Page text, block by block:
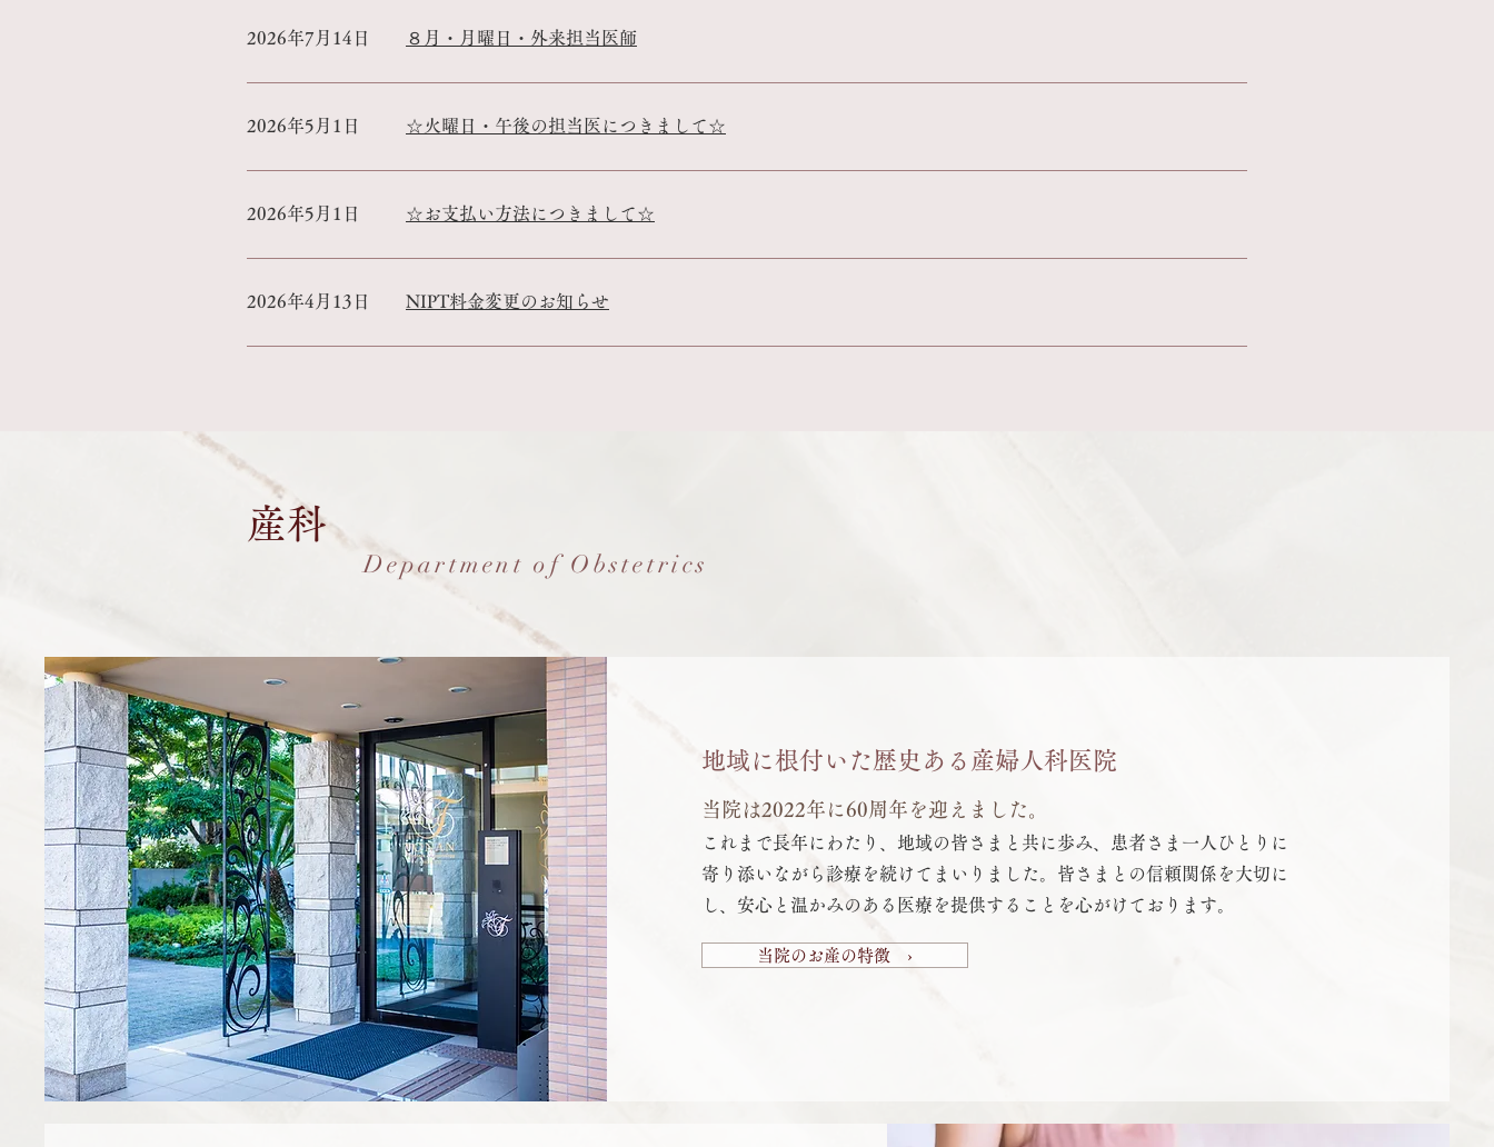
2026年7月14日 ８月・月曜日・外来担当医師
2026年5月1日 ☆火曜日・午後の担当医につきまして☆
2026年5月1日 ☆お支払い方法につきまして☆
2026年4月13日 NIPT料金変更のお知らせ
産科
Department of Obstetrics
地域に根付いた歴史ある産婦人科医院
当院は2022年に60周年を迎えました。
これまで長年にわたり、地域の皆さまと共に歩み、患者さま一人ひとりに
寄り添いながら診療を続けてまいりました。皆さまとの信頼関係を大切に
し、安心と温かみのある医療を提供することを心がけております。
当院のお産の特徴 ›